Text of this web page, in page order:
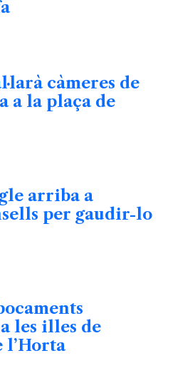
càmeres de
a la plaça de
arriba a
per gaudir-lo
les illes de
l’Horta